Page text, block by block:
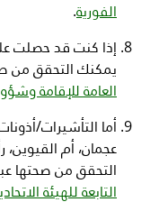
الفورية.
إذا كنت قد حصلت
يمكنك التحقق من
العامة للإقامة
أما التأشيرات/
عجمان، أم القيوين،
التحقق من صحتها
التابعة للهيئة